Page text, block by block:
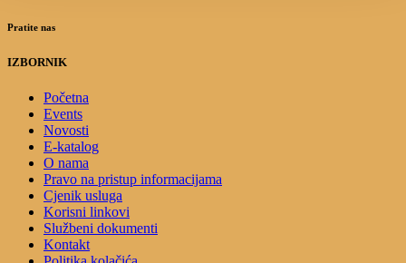
Pratite nas
IZBORNIK
Početna
Events
Novosti
E-katalog
O nama
Pravo na pristup informacijama
Cjenik usluga
Korisni linkovi
Službeni dokumenti
Kontakt